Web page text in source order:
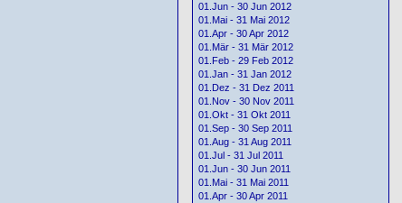
01.Jun - 30 Jun 2012
01.Mai - 31 Mai 2012
01.Apr - 30 Apr 2012
01.Mär - 31 Mär 2012
01.Feb - 29 Feb 2012
01.Jan - 31 Jan 2012
01.Dez - 31 Dez 2011
01.Nov - 30 Nov 2011
01.Okt - 31 Okt 2011
01.Sep - 30 Sep 2011
01.Aug - 31 Aug 2011
01.Jul - 31 Jul 2011
01.Jun - 30 Jun 2011
01.Mai - 31 Mai 2011
01.Apr - 30 Apr 2011